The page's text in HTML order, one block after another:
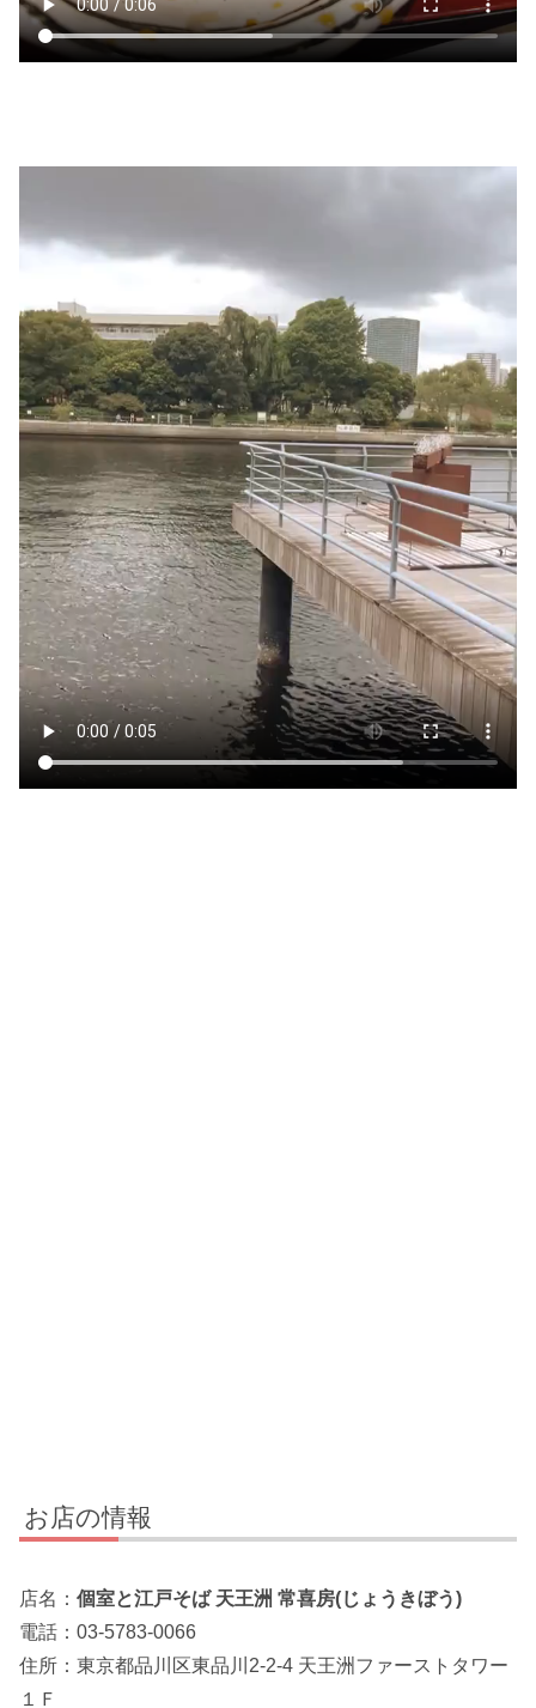
お店の情報
店名： 個室と江戸そば 天王洲 常喜房(じょうきぼう)
電話：03-5783-0066
住所：東京都品川区東品川2-2-4 天王洲ファーストタワー
１Ｆ